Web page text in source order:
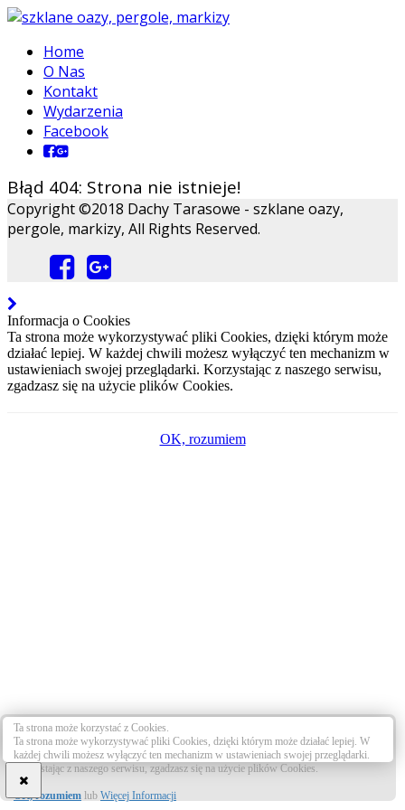
Home
O Nas
Kontakt
Wydarzenia
Facebook
Błąd 404: Strona nie istnieje!
Copyright ©2018 Dachy Tarasowe - szklane oazy,
pergole, markizy, All Rights Reserved.
Ta strona może korzystać z Cookies.
Ta strona może wykorzystywać pliki Cookies, dzięki którym może działać lepiej. W
każdej chwili możesz wyłączyć ten mechanizm w ustawieniach swojej przeglądarki.
Korzystając z naszego serwisu, zgadzasz się na użycie plików Cookies.
OK, rozumiem lub Więcej Informacji
Informacja o Cookies
Ta strona może wykorzystywać pliki Cookies, dzięki którym może
działać lepiej. W każdej chwili możesz wyłączyć ten mechanizm w
ustawieniach swojej przeglądarki. Korzystając z naszego serwisu,
zgadzasz się na użycie plików Cookies.
OK, rozumiem